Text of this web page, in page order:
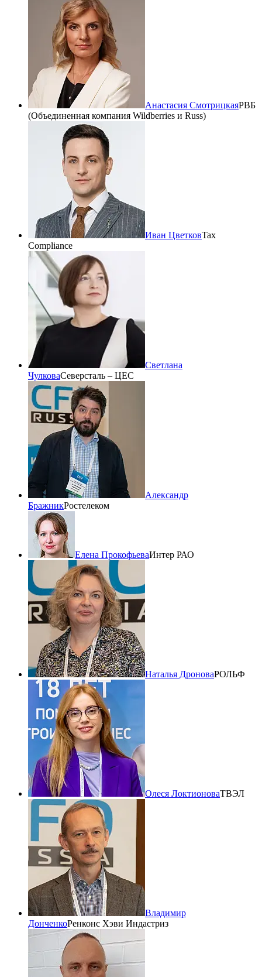
Анастасия СмотрицкаяРВБ
(Объединенная компания Wildberries и Russ)
Иван ЦветковTax
Compliance
Светлана
ЧулковаСеверсталь – ЦЕС
Александр
БражникРостелеком
Елена ПрокофьеваИнтер РАО
Наталья ДроноваРОЛЬФ
Олеся ЛоктионоваТВЭЛ
Владимир
ДонченкоРенконс Хэви Индастриз